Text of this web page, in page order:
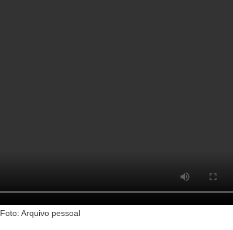
Arquivo pessoal